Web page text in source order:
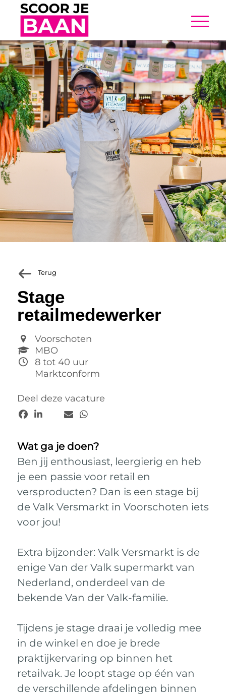
Terug
Stage
retailmedewerker
Voorschoten
MBO
8 tot 40 uur
Marktconform
Deel deze vacature
Wat ga je doen?
Ben jij enthousiast, leergierig en heb
je een passie voor retail en
versproducten? Dan is een stage bij
de Valk Versmarkt in Voorschoten iets
voor jou!
Extra bijzonder: Valk Versmarkt is de
enige Van der Valk supermarkt van
Nederland, onderdeel van de
bekende Van der Valk-familie.
Tijdens je stage draai je volledig mee
in de winkel en doe je brede
praktijkervaring op binnen het
retailvak. Je loopt stage op één van
de verschillende afdelingen binnen